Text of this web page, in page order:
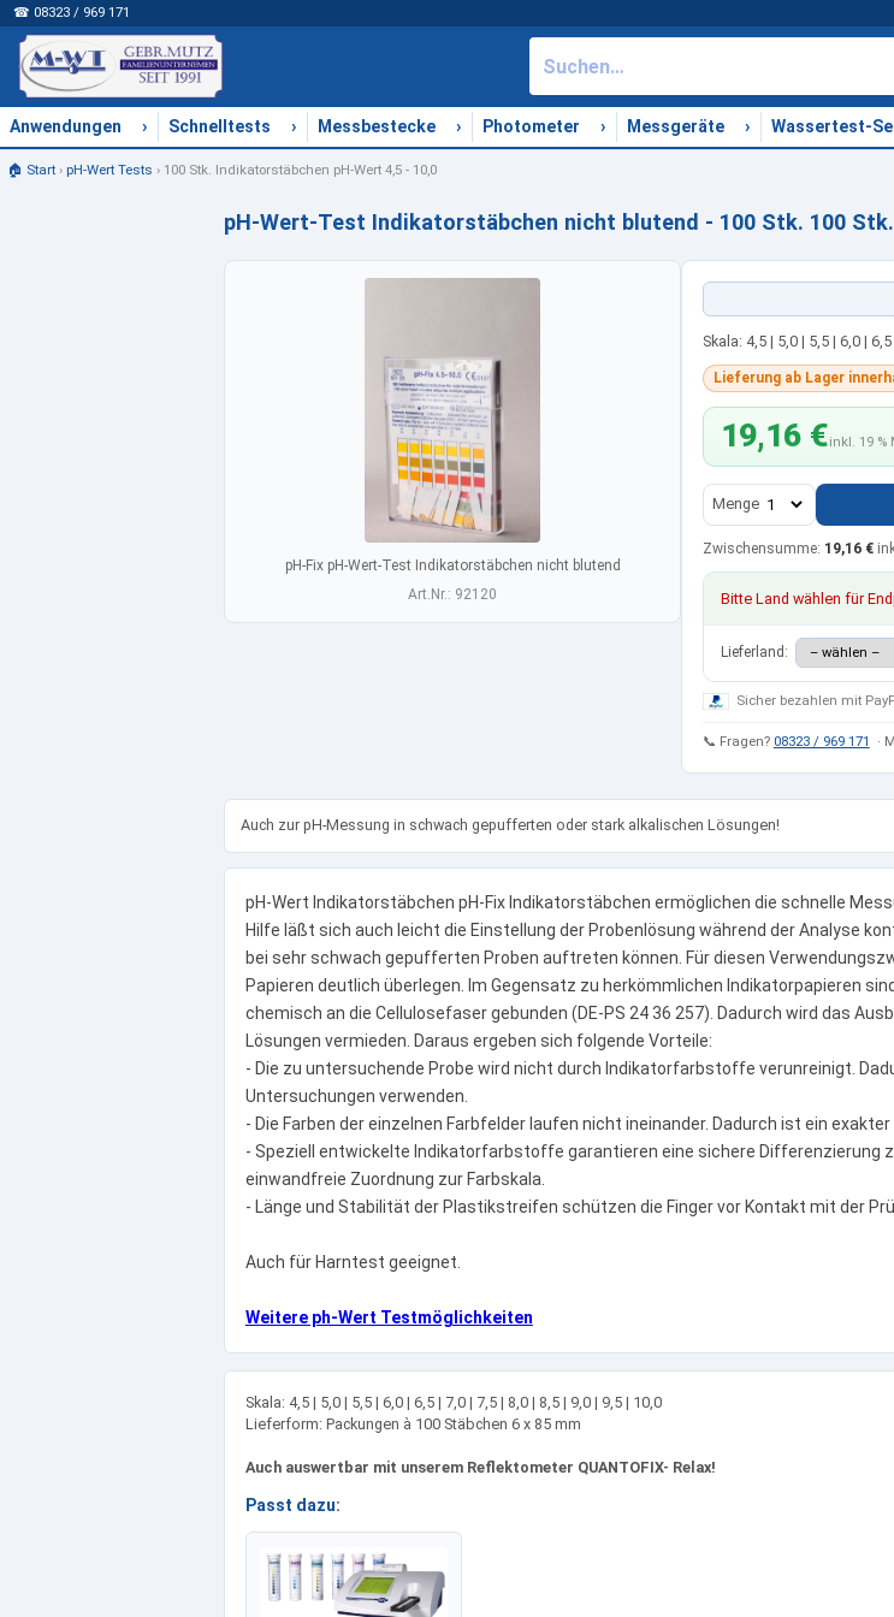
☎ 08323 / 969 171
Anwendungen › Schnelltests › Messbestecke › Photometer › Messgeräte › Wassertest-
🏠 Start› pH-Wert Tests › 100 Stk. Indikatorstäbchen pH-Wert 4,5 - 10,0
pH-Wert-Test Indikatorstäbchen nicht blutend - 100 Stk. 100
pH-Fix pH-Wert-Test Indikatorstäbchen nicht blutend
Art.Nr.: 92120
Skala: 4,5 | 5,0 | 5,5 | 6,0 |
Lieferung ab Lager
19,16 €inkl. 19 %
Menge
Zwischensumme: 19,16 €
Bitte Land wählen für
Lieferland:
Sicher bezahlen mit
📞 Fragen? 08323 / 969 171 ·
Auch zur pH-Messung in schwach gepufferten oder stark alkalischen Lösungen!
pH-Wert Indikatorstäbchen pH-Fix Indikatorstäbchen ermöglichen die schnelle
Hilfe läßt sich auch leicht die Einstellung der Probenlösung während der Analyse
bei sehr schwach gepufferten Proben auftreten können. Für diesen
Papieren deutlich überlegen. Im Gegensatz zu herkömmlichen Indikatorpapieren
chemisch an die Cellulosefaser gebunden (DE-PS 24 36 257). Dadurch wird das
Lösungen vermieden. Daraus ergeben sich folgende Vorteile:
- Die zu untersuchende Probe wird nicht durch Indikatorfarbstoffe verunreinigt.
Untersuchungen verwenden.
- Die Farben der einzelnen Farbfelder laufen nicht ineinander. Dadurch ist ein
- Speziell entwickelte Indikatorfarbstoffe garantieren eine sichere Differenzierung
einwandfreie Zuordnung zur Farbskala.
- Länge und Stabilität der Plastikstreifen schützen die Finger vor Kontakt mit der
Auch für Harntest geeignet.
Weitere ph-Wert Testmöglichkeiten
Skala: 4,5 | 5,0 | 5,5 | 6,0 | 6,5 | 7,0 | 7,5 | 8,0 | 8,5 | 9,0 | 9,5 | 10,0
Lieferform: Packungen à 100 Stäbchen 6 x 85 mm
Auch auswertbar mit unserem Reflektometer QUANTOFIX- Relax!
Passt dazu: